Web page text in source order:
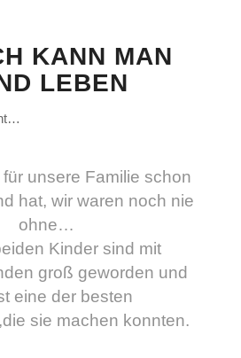
KANN MAN
LEBEN
unsere Familie schon
hat, wir waren noch nie
ohne…
Kinder sind mit
groß geworden und
eine der besten
sie machen konnten.